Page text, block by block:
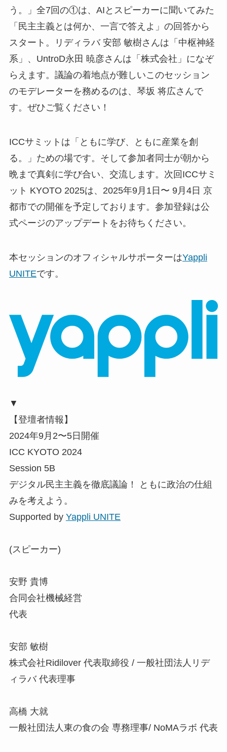
う。」全7回の①は、AIとスピーカーに聞いてみた
「民主主義とは何か、一言で答えよ」の回答から
スタート。リディラバ 安部 敏樹さんは「中枢神経
系」、UntroD永田 暁彦さんは「株式会社」になぞ
らえます。議論の着地点が難しいこのセッション
のモデレーターを務めるのは、琴坂 将広さんで
す。ぜひご覧ください！
ICCサミットは「ともに学び、ともに産業を創
る。」ための場です。そして参加者同士が朝から
晩まで真剣に学び合い、交流します。次回ICCサミ
ット KYOTO 2025は、2025年9月1日〜 9月4日 京
都市での開催を予定しております。参加登録は公
式ページのアップデートをお待ちください。
本セッションのオフィシャルサポーターはYappli
UNITEです。
▼
【登壇者情報】
2024年9月2〜5日開催
ICC KYOTO 2024
Session 5B
デジタル民主主義を徹底議論！ ともに政治の仕組
みを考えよう。
Supported by Yappli UNITE
(スピーカー)
安野 貴博
合同会社機械経営
代表
安部 敏樹
株式会社Ridilover 代表取締役 / 一般社団法人リデ
ィラバ 代表理事
高橋 大就
一般社団法人東の食の会 専務理事/ NoMAラボ 代表